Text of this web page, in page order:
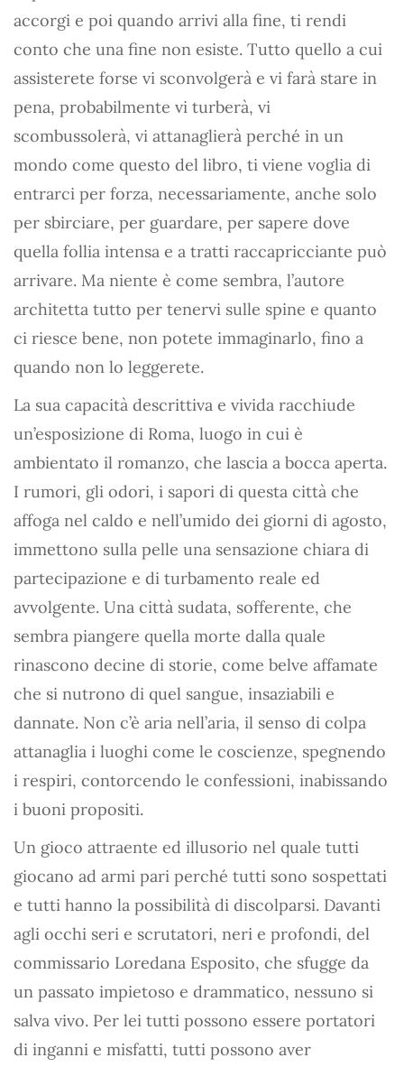
accorgi e poi quando arrivi alla fine, ti rendi
conto che una fine non esiste. Tutto quello a cui
assisterete forse vi sconvolgerà e vi farà stare in
pena, probabilmente vi turberà, vi
scombussolerà, vi attanaglierà perché in un
mondo come questo del libro, ti viene voglia di
entrarci per forza, necessariamente, anche solo
per sbirciare, per guardare, per sapere dove
quella follia intensa e a tratti raccapricciante può
arrivare. Ma niente è come sembra, l’autore
architetta tutto per tenervi sulle spine e quanto
ci riesce bene, non potete immaginarlo, fino a
quando non lo leggerete.
La sua capacità descrittiva e vivida racchiude
un’esposizione di Roma, luogo in cui è
ambientato il romanzo, che lascia a bocca aperta.
I rumori, gli odori, i sapori di questa città che
affoga nel caldo e nell’umido dei giorni di agosto,
immettono sulla pelle una sensazione chiara di
partecipazione e di turbamento reale ed
avvolgente. Una città sudata, sofferente, che
sembra piangere quella morte dalla quale
rinascono decine di storie, come belve affamate
che si nutrono di quel sangue, insaziabili e
dannate. Non c’è aria nell’aria, il senso di colpa
attanaglia i luoghi come le coscienze, spegnendo
i respiri, contorcendo le confessioni, inabissando
i buoni propositi.
Un gioco attraente ed illusorio nel quale tutti
giocano ad armi pari perché tutti sono sospettati
e tutti hanno la possibilità di discolparsi. Davanti
agli occhi seri e scrutatori, neri e profondi, del
commissario Loredana Esposito, che sfugge da
un passato impietoso e drammatico, nessuno si
salva vivo. Per lei tutti possono essere portatori
di inganni e misfatti, tutti possono aver